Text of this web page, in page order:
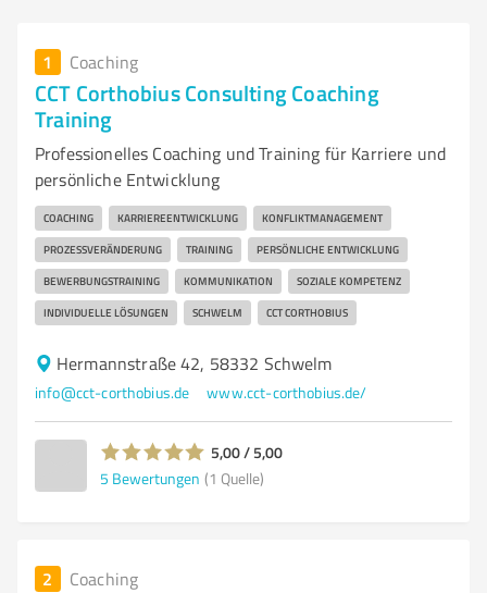
1 Coaching
CCT Corthobius Consulting Coaching
Training
Professionelles Coaching und Training für Karriere und
persönliche Entwicklung
COACHING KARRIEREENTWICKLUNG KONFLIKTMANAGEMENT
PROZESSVERÄNDERUNG TRAINING PERSÖNLICHE ENTWICKLUNG
BEWERBUNGSTRAINING KOMMUNIKATION SOZIALE KOMPETENZ
INDIVIDUELLE LÖSUNGEN SCHWELM CCT CORTHOBIUS
Hermannstraße 42, 58332 Schwelm
info@cct-corthobius.de www.cct-corthobius.de/
5,00 / 5,00
5 Bewertungen (1 Quelle)
2 Coaching